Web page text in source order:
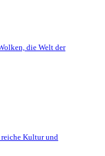
die Welt der
reiche Kultur und